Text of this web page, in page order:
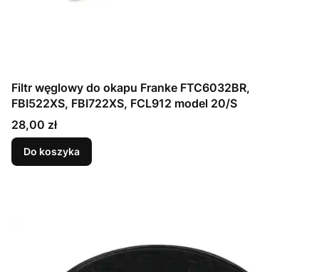
Filtr węglowy do okapu Franke FTC6032BR,
FBI522XS, FBI722XS, FCL912 model 20/S
Cena
28,00 zł
Do koszyka